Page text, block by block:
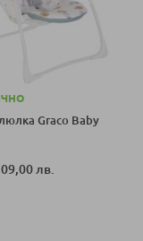
Graco Baby
лв.